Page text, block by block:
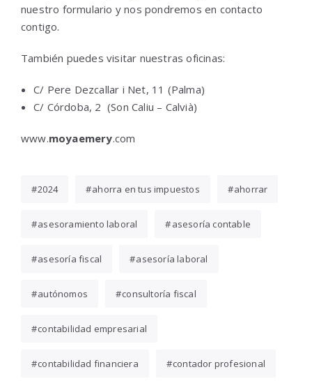
nuestro formulario y nos pondremos en contacto
contigo.
También puedes visitar nuestras oficinas:
C/ Pere Dezcallar i Net, 11 (Palma)
C/ Córdoba, 2 (Son Caliu – Calvià)
www.moyaemery.com
2024 ahorra en tus impuestos ahorrar
asesoramiento laboral asesoría contable
asesoría fiscal asesoría laboral
autónomos consultoría fiscal
contabilidad empresarial
contabilidad financiera contador profesional